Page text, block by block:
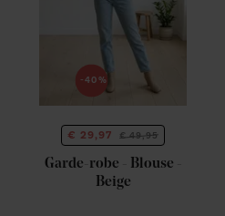
-40%
€ 29,97 € 49,95
Garde-robe - Blouse -
Beige